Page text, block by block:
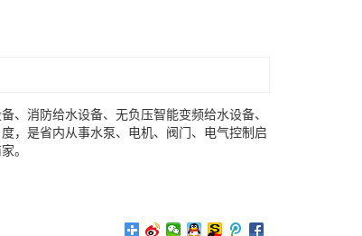
、消防给水设备、无负压智能变频给水设备、
，是省内从事水泵、电机、阀门、电气控制启
。